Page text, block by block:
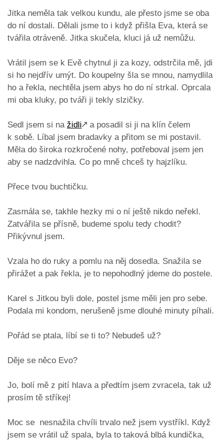
Jitka neměla tak velkou kundu, ale přesto jsme se oba
do ní dostali. Dělali jsme to i když přišla Eva, která se
tvářila otráveně. Jitka skučela, kluci já už nemůžu.
Vrátil jsem se k Evě chytnul ji za kozy, odstrčila mě, jdi
si ho nejdřív umýt. Do koupelny šla se mnou, namydlila
ho a řekla, nechtěla jsem abys ho do ní strkal. Oprcala
mi oba kluky, po tváři ji tekly slzičky.
Sedl jsem si na židli🡕 a posadil si ji na klín čelem
k sobě. Líbal jsem bradavky a přitom se mi postavil.
Měla do široka rozkročené nohy, potřeboval jsem jen
aby se nadzdvihla. Co po mně chceš ty hajzlíku.
Přece tvou buchtičku.
Zasmála se, takhle hezky mi o ní ještě nikdo neřekl.
Zatvářila se přísně, budeme spolu tedy chodit?
Přikývnul jsem.
Vzala ho do ruky a pomlu na něj dosedla. Snažila se
přirážet a pak řekla, je to nepohodlný jdeme do postele.
Karel s Jitkou byli dole, postel jsme měli jen pro sebe.
Podala mi kondom, nerušeně jsme dlouhé minuty píhali.
Pořád se ptala, líbí se ti to? Nebudeš už?
Děje se něco Evo?
Jo, bolí mě z pití hlava a předtím jsem zvracela, tak už
prosím tě stříkej!
Moc se nesnažila chvíli trvalo než jsem vystříkl. Když
jsem se vrátil už spala, byla to taková blbá kundička,